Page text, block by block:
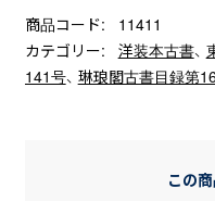
商品コード:
11411
カテゴリー:
洋装本古書、
141号、 琳琅閣古書目録第
この